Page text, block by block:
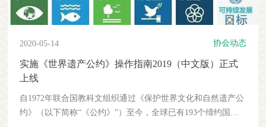
保存状况、病害险情和保护规划，督促、指导业主单位编制项
目计划书，并按时上报至省级文物行政部门。 第六条 省级文
核意见，并根据辖区内文物保存状况、以往项目实施情况，汇
总形成辖区内下一年度项目计划。 第七条 省级文物行政部门
应于每年6月1日至7月15日将下一年度项目计划报送至国家文
物局，并同时报送辖区内文物保护工程的年度进展情况。 第
八条 国家文物局负责组织审批年度项目计划，根据文物保存
2020-05-14 协会动态
实施《世界遗产公约》操作指南2019（中文版）正式
上线
自1972年联合国教科文组织通过《保护世界文化和自然遗产公
约》（以下简称“《公约》”）至今，全球已有193个缔约国，